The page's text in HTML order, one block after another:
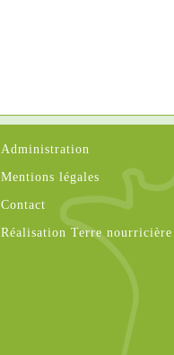
Administration
Mentions légales
Contact
Réalisation Terre nourricière